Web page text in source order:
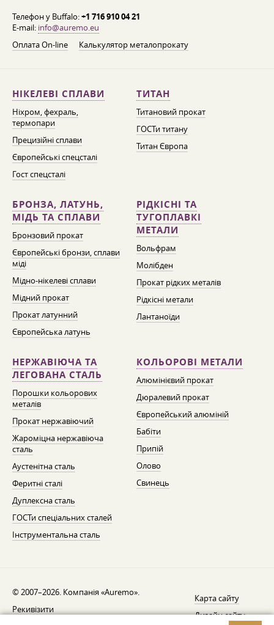
Телефон у Buffalo:+1 716 910 04 21
E-mail: info@auremo.eu
Оплата On-line
Калькулятор металопрокату
НІКЕЛЕВІ СПЛАВИ
Ніхром, фехраль,
термопари
Прецизійні сплави
Європейські спецсталі
Гост спецсталі
ТИТАН
Титановий прокат
ГОСТи титану
Титан Європа
БРОНЗА, ЛАТУНЬ,
МІДЬ ТА СПЛАВИ
Бронзовий прокат
Європейські бронзи, сплави
міді
Мідно-нікелеві сплави
Мідний прокат
Прокат латунний
Європейська латунь
РІДКІСНІ ТА
ТУГОПЛАВКІ
МЕТАЛИ
Вольфрам
Молібден
Прокат рідких металів
Рідкісні метали
Лантаноїди
НЕРЖАВІЮЧА ТА
ЛЕГОВАНА СТАЛЬ
Порошки кольорових
металів
Прокат нержавіючий
Жароміцна нержавіюча
сталь
Аустенітна сталь
Феритні сталі
Дуплексна сталь
ГОСТи спеціальних сталей
Інструментальна сталь
КОЛЬОРОВІ МЕТАЛИ
Алюмінієвий прокат
Дюралевий прокат
Європейський алюміній
Бабіти
Припій
Олово
Свинець
© 2007–2026. Компанія «Auremo».
Рекивізити
Карта сайту
Дизайн сайту —